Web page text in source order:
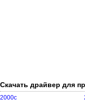
Скачать драйвер для
2000c